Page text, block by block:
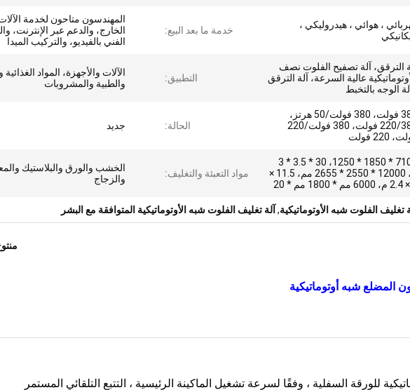
، هوائي ، هيدروليكي ،
خدمة ما بعد البيع:
المهندسون متاحون لخدمة
الخارج، والدعم عبر الإنترنت،
الفني بالفيديو، والتركيب الميدا
الترقق، آلة تصفيح الفلوت نصف
عالية السرعة، آلة الترقق
الوجه بالتخبط
التطبيق:
الآلات والأجهزة، المواد الغذائية
والطبية والمشروبات
380 فولت، 380 فولت/50 هرتز،
220/380 فولت، 380 فولت/220
220 فولت
الحالة: جديد
7100 * 1850 * 1250، 30 * 3.5 * 3
م، 12000 * 2550 * 2655 مم، 11.5 ×
مواد التعبئة والتغليف:
الخشب والورق والبلاستيك
والزجاج
تغليف الفلوت شبه الأوتوماتيكية, آلة تغليف الفلوت شبه الأوتوماتيكية المتوافقة مع البشر
المضلع شبه أوتوماتيكية